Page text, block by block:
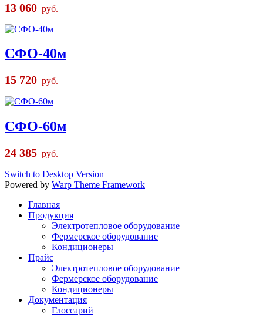
13 060 руб.
СФО-40м
15 720 руб.
СФО-60м
24 385 руб.
Switch to Desktop Version
Powered by Warp Theme Framework
Главная
Продукция
Электротепловое оборудование
Фермерское оборудование
Кондиционеры
Прайс
Электротепловое оборудование
Фермерское оборудование
Кондиционеры
Документация
Глоссарий